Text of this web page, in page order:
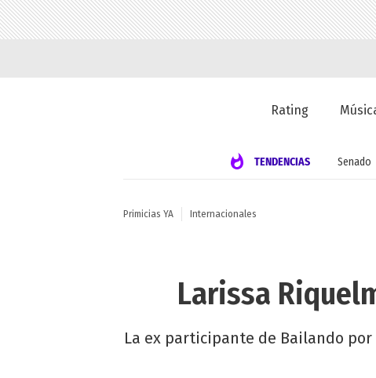
Rating
TENDENCIAS Senado
Primicias YA Internacionales
Larissa
La ex participante de Bailando